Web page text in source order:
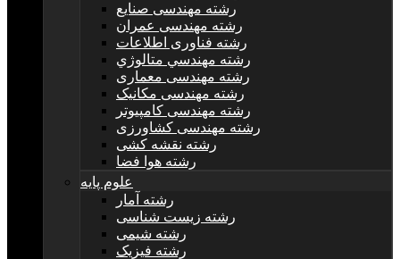
رشته مهندسی صنایع
رشته مهندسی عمران
رشته فناوری اطلاعات
رشته مهندسي متالوژي
رشته مهندسی معماری
رشته مهندسی مکانیک
رشته مهندسی کامپیوتر
رشته مهندسی کشاورزی
رشته نقشه کشی
رشته هوا فضا
علوم پایه
رشته آمار
رشته زیست شناسی
رشته شیمی
رشته فیزیک